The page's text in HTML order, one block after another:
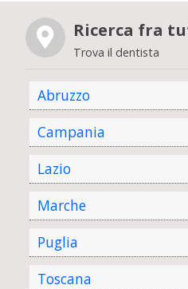
Ricerca fra
Trova il dentista
Abruzzo
Campania
Lazio
Marche
Puglia
Toscana